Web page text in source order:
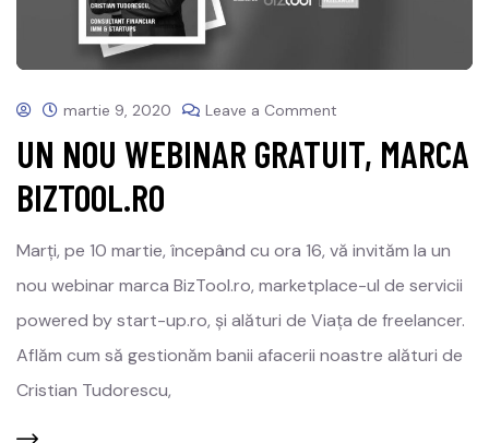
martie 9, 2020 Leave a Comment
UN NOU WEBINAR GRATUIT, MARCA
BIZTOOL.RO
Marți, pe 10 martie, începând cu ora 16, vă invităm la un
nou webinar marca BizTool.ro, marketplace-ul de servicii
powered by start-up.ro, și alături de Viața de freelancer.
Aflăm cum să gestionăm banii afacerii noastre alături de
Cristian Tudorescu,